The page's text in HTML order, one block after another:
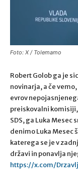
Foto: X / Tolemamo
Robert Golob ga je
novinarja, a če
evrov
preiskovalni
SDS, ga Luka
denimo Luka Mesec
katerega se je v
državi in ponavlja
https://x.com/